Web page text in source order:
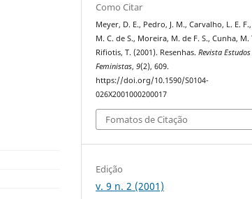
Como Citar
Meyer, D. E., Pedro, J. M., Carvalho, L. E.
M. C. de S., Moreira, M. de F. S., Cunha, M.
Rifiotis, T. (2001). Resenhas.Revista Estudos
Feministas,9(2), 609.
https://doi.org/10.1590/S0104-
026X2001000200017
Fomatos de Citação
Edição
v. 9 n. 2 (2001)